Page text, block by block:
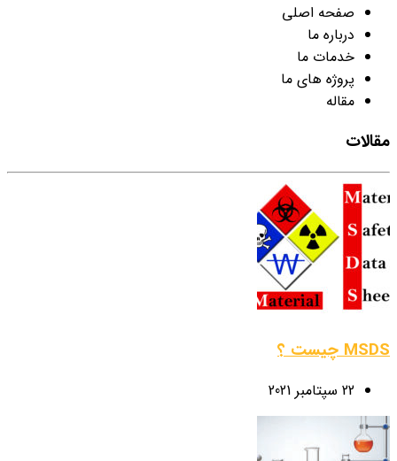
صفحه اصلی
درباره ما
خدمات ما
پروژه های ما
مقاله
مقالات
MSDS چیست ؟
22 سپتامبر 2021